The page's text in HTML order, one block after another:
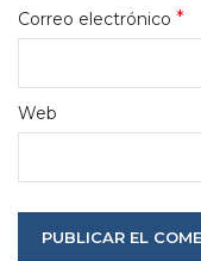
Correo electrónico *
Web